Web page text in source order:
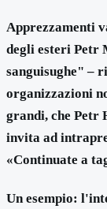
Apprezzamenti
degli esteri Petr
sanguisughe" –
organizzazioni
grandi, che Petr
invita ad
«Continuate a
Un esempio: